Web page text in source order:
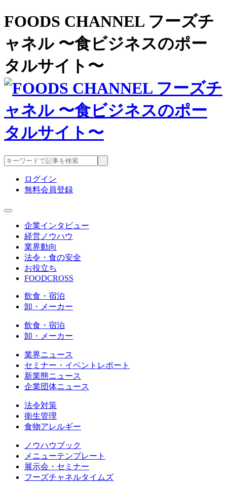
FOODS CHANNEL フーズチ
ャネル 〜食ビジネスのポー
タルサイト〜
ログイン
無料会員登録
企業インタビュー
経営ノウハウ
業界動向
法令・食の安全
お役立ち
FOODCROSS
飲食・宿泊
卸・メーカー
飲食・宿泊
卸・メーカー
業界ニュース
セミナー・イベントレポート
新業態ニュース
企業団体ニュース
法令対策
衛生管理
食物アレルギー
ノウハウブック
メニューテンプレート
展示会・セミナー
フーズチャネルタイムズ